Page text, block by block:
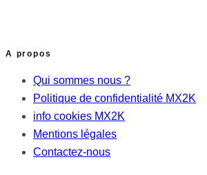
A propos
Qui sommes nous ?
Politique de confidentialité MX2K
info cookies MX2K
Mentions légales
Contactez-nous